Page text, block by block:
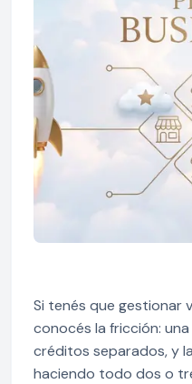
Si tenés que gestionar
conocés la fricción:
créditos separados, y
haciendo todo dos o